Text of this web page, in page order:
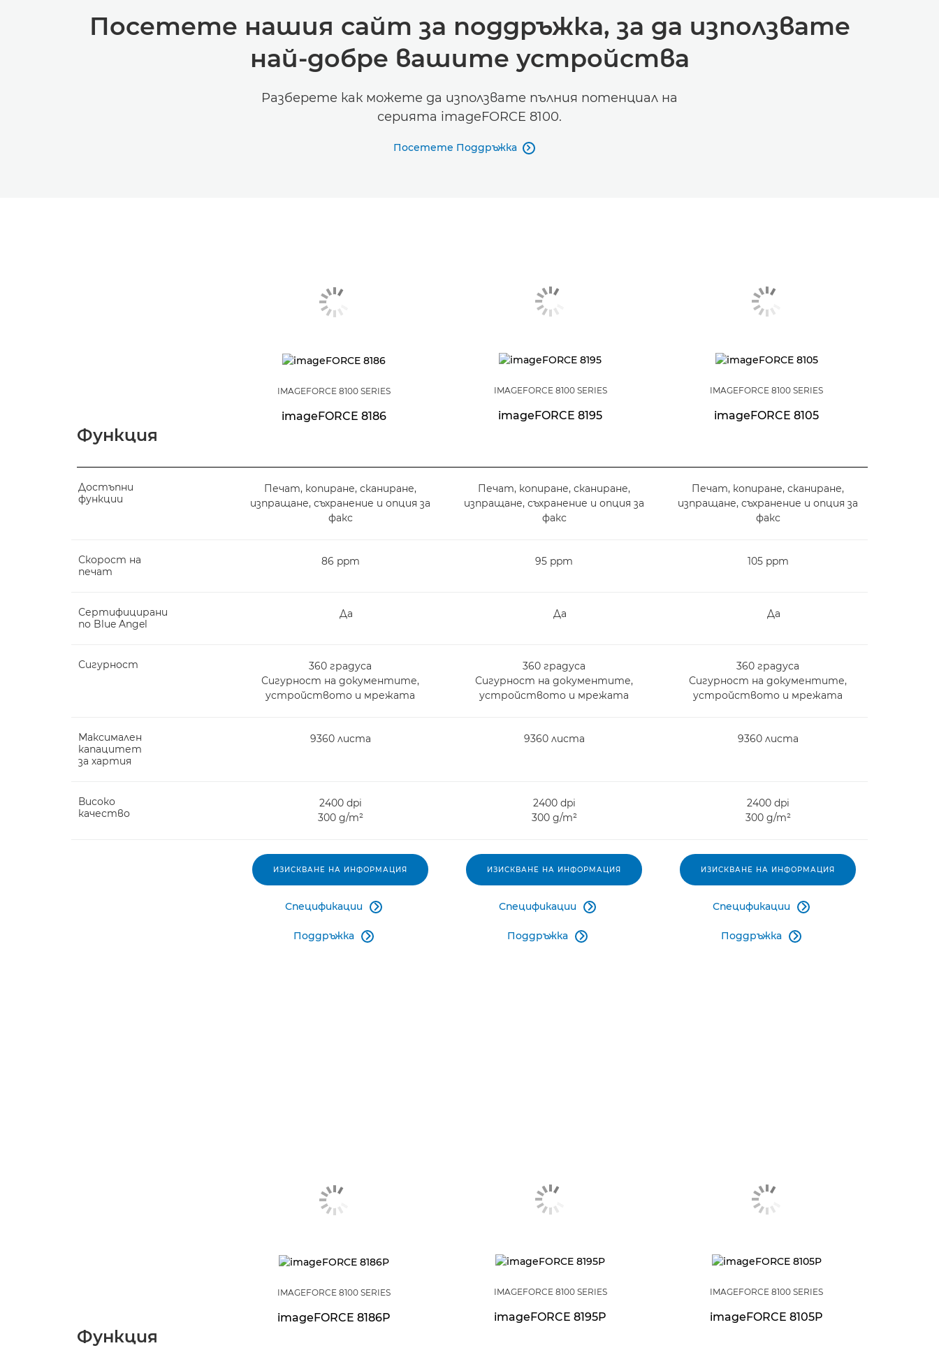
Посетете нашия сайт за поддръжка, за да използвате
най-добре вашите устройства
Разберете как можете да използвате пълния потенциал на
серията imageFORCE 8100.
Посетете Поддръжка 
Функция
IMAGEFORCE 8100 SERIES
imageFORCE 8186
IMAGEFORCE 8100 SERIES
imageFORCE 8195
IMAGEFORCE 8100 SERIES
imageFORCE 8105
Достъпни
функции
Печат, копиране, сканиране,
изпращане, съхранение и опция за
факс
Печат, копиране, сканиране,
изпращане, съхранение и опция за
факс
Печат, копиране, сканиране,
изпращане, съхранение и опция за
факс
Скорост на
печат
86 ppm 95 ppm 105 ppm
Сертифицирани
по Blue Angel
Да Да Да
Сигурност
360 градуса
Сигурност на документите,
устройството и мрежата
360 градуса
Сигурност на документите,
устройството и мрежата
360 градуса
Сигурност на документите,
устройството и мрежата
Максимален
капацитет
за хартия
9360 листа 9360 листа 9360 листа
Високо
качество
2400 dpi
300 g/m²
2400 dpi
300 g/m²
2400 dpi
300 g/m²
ИЗИСКВАНЕ НА ИНФОРМАЦИЯ
Спецификации 
Поддръжка 
ИЗИСКВАНЕ НА ИНФОРМАЦИЯ
Спецификации 
Поддръжка 
ИЗИСКВАНЕ НА ИНФОРМАЦИЯ
Спецификации 
Поддръжка 
Функция
IMAGEFORCE 8100 SERIES
imageFORCE 8186P
IMAGEFORCE 8100 SERIES
imageFORCE 8195P
IMAGEFORCE 8100 SERIES
imageFORCE 8105P